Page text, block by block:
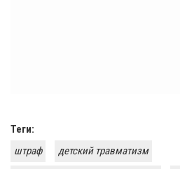
Теги:
штраф
детский травматизм